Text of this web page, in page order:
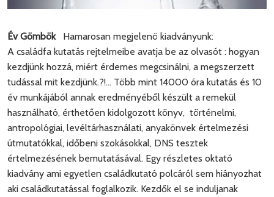
Év GömbökHamarosan megjelenö kiadványunk:
A családfa kutatás rejtelmeibe avatja be az olvasót : hogyan
kezdjünk hozzá, miért érdemes megcsinálni, a megszerzett
tudással mit kezdjünk.?!... Több mint 14000 óra kutatás és 10
év munkájából annak eredményéből készült a remekül
használható, érthetően kidolgozott könyv, történelmi,
antropológiai, levéltárhasználati, anyakönvek értelmezési
útmutatókkal, időbeni szokásokkal, DNS tesztek
értelmezésének bemutatásával. Egy részletes oktató
kiadvány ami egyetlen családkutató polcáról sem hiányozhat
aki családkutatással foglalkozik. Kezdők el se induljanak